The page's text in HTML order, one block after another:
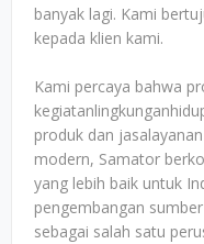
banyak lagi. Kami
kepada klien kami.
Kami percaya bahwa
produk dan
modern, Samator
yang lebih baik untuk
pengembangan
sebagai salah satu